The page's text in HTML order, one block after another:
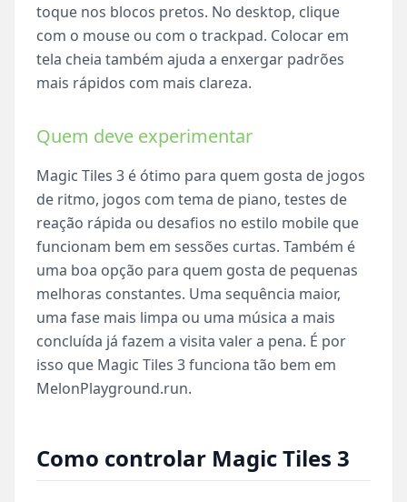
toque nos blocos pretos. No desktop, clique
com o mouse ou com o trackpad. Colocar em
tela cheia também ajuda a enxergar padrões
mais rápidos com mais clareza.
Quem deve experimentar
Magic Tiles 3 é ótimo para quem gosta de jogos
de ritmo, jogos com tema de piano, testes de
reação rápida ou desafios no estilo mobile que
funcionam bem em sessões curtas. Também é
uma boa opção para quem gosta de pequenas
melhoras constantes. Uma sequência maior,
uma fase mais limpa ou uma música a mais
concluída já fazem a visita valer a pena. É por
isso que Magic Tiles 3 funciona tão bem em
MelonPlayground.run.
Como controlar Magic Tiles 3